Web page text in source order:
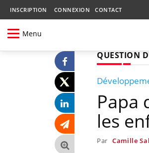
INSCRIPTION CONNEXION CONTACT
Menu
QUESTION
Papa
les
Par Camille